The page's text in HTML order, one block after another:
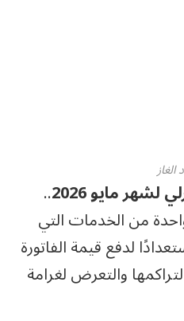
الغاز
مايو 2026
..
من الخدمات التي
لدفع قيمة الفاتورة
والتعرض لغرامة